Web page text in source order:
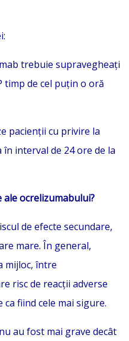
trebuie supravegheaţi
timp de cel puţin o oră
pacienţii cu privire la
interval de 24 ore de la
ale ocrelizumabului?
de efecte secundare,
mare. În general,
mijloc, între
risc de reacții adverse
fiind cele mai sigure.
au fost mai grave decât